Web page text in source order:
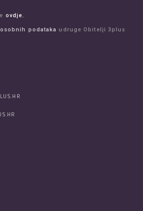
ovdje.
podataka udruge Obitelji 3plus